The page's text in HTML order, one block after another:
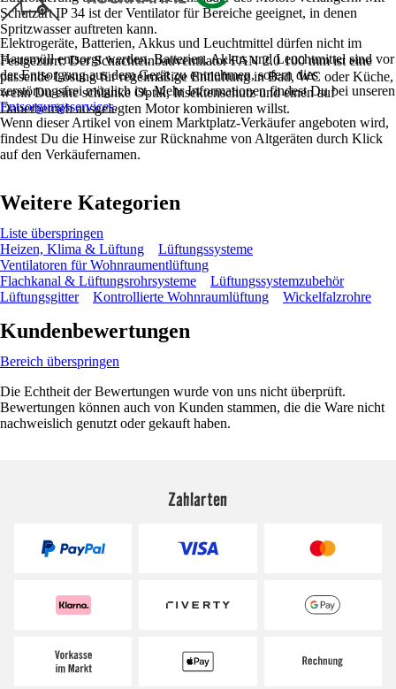
Schutzart IP 34 ist der Ventilator für Bereiche geeignet, in denen
Spritzwasser auftreten kann.
Festgezurrt: Der Schachteinbauventilator FAN 2.0 100 mm ist eine
passende Lösung für regelmäßige Entlüftung in Bad, WC oder Küche,
wenn Du eine schlanke Optik, Insektenschutz und einen auf
Dauerbetrieb ausgelegten Motor kombinieren willst.
Elektrogeräte, Batterien, Akkus und Leuchtmittel dürfen nicht im
Hausmüll entsorgt werden. Batterien, Akkus und Leuchtmittel sind vor
der Entsorgung aus dem Gerät zu entnehmen, sofern dies
zerstörungsfrei möglich ist. Mehr Informationen findest Du bei unseren
Entsorgungsservices.
Wenn dieser Artikel von einem Marktplatz-Verkäufer angeboten wird,
findest Du die Hinweise zur Rücknahme von Altgeräten durch Klick
auf den Verkäufernamen.
Weitere Kategorien
Liste überspringen
Heizen, Klima & Lüftung
Lüftungssysteme
Ventilatoren für Wohnraumentlüftung
Flachkanal & Lüftungsrohrsysteme
Lüftungssystemzubehör
Lüftungsgitter
Kontrollierte Wohnraumlüftung Wickelfalzrohre
Kundenbewertungen
Bereich überspringen
Die Echtheit der Bewertungen wurde von uns nicht überprüft.
Bewertungen können auch von Kunden stammen, die die Ware nicht
nachweislich genutzt oder gekauft haben.
Zahlarten